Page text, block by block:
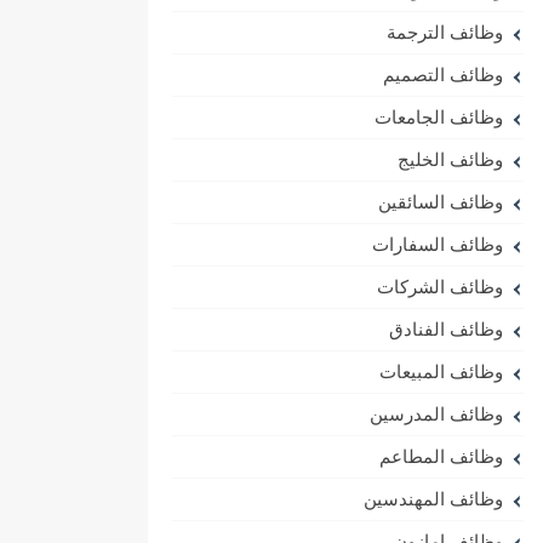
وظائف الترجمة
وظائف التصميم
وظائف الجامعات
وظائف الخليج
وظائف السائقين
وظائف السفارات
وظائف الشركات
وظائف الفنادق
وظائف المبيعات
وظائف المدرسين
وظائف المطاعم
وظائف المهندسين